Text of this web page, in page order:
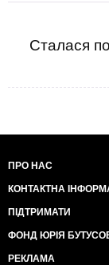
Сталася
ПРО НАС
КОНТАКТНА
ПІДТРИМАТИ
ФОНД ЮРІЯ
РЕКЛАМА